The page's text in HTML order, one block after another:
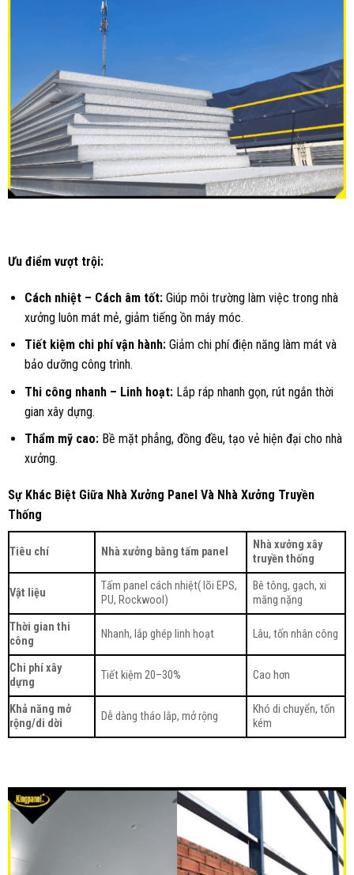
Ưu điểm vượt trội:
Cách nhiệt – Cách âm tốt:Giúp môi trường làm việc trong nhà
xưởng luôn mát mẻ, giảm tiếng ồn máy móc.
Tiết kiệm chi phí vận hành:Giảm chi phí điện năng làm mát và
bảo dưỡng công trình.
Thi công nhanh – Linh hoạt:Lắp ráp nhanh gọn, rút ngắn thời
gian xây dựng.
Thẩm mỹ cao:Bề mặt phẳng, đồng đều, tạo vẻ hiện đại cho nhà
xưởng.
Sự Khác Biệt Giữa Nhà Xưởng Panel Và Nhà Xưởng Truyền
Thống
Tiêu chí Nhà xưởng bằng tấm panel
Nhà xưởng xây
truyền thống
Vật liệu
Tấm panel cách nhiệt( lõi EPS,
PU, Rockwool)
Bê tông, gạch, xi
măng nặng
Thời gian thi
công
Nhanh, lắp ghép linh hoạt Lâu, tốn nhân công
Chi phí xây
dựng
Tiết kiệm 20–30% Cao hơn
Khả năng mở
rộng/di dời
Dễ dàng tháo lắp, mở rộng
Khó di chuyển, tốn
kém